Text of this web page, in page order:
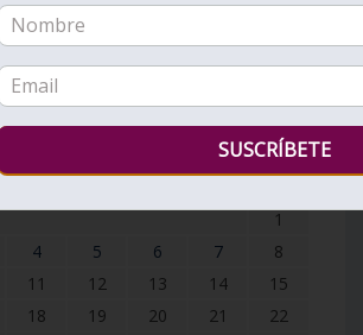
1
4 5 6 7
8
11 12 13 14
15
18 19 20 21
22